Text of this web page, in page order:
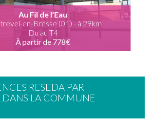
Au Fil de l'Eau
en-Bresse (01) - à 29km
Du au T4
À partir de 778€
RESEDA PAR
LA COMMUNE